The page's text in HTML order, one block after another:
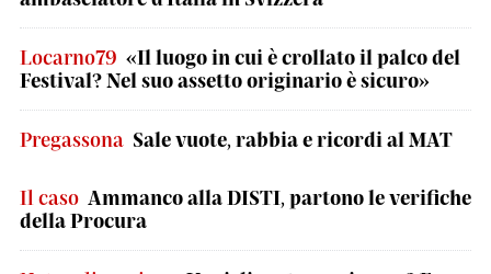
Locarno79 «Il luogo in cui è crollato il palco del
Festival? Nel suo assetto originario è sicuro»
Pregassona Sale vuote, rabbia e ricordi al MAT
Il caso Ammanco alla DISTI, partono le verifiche
della Procura